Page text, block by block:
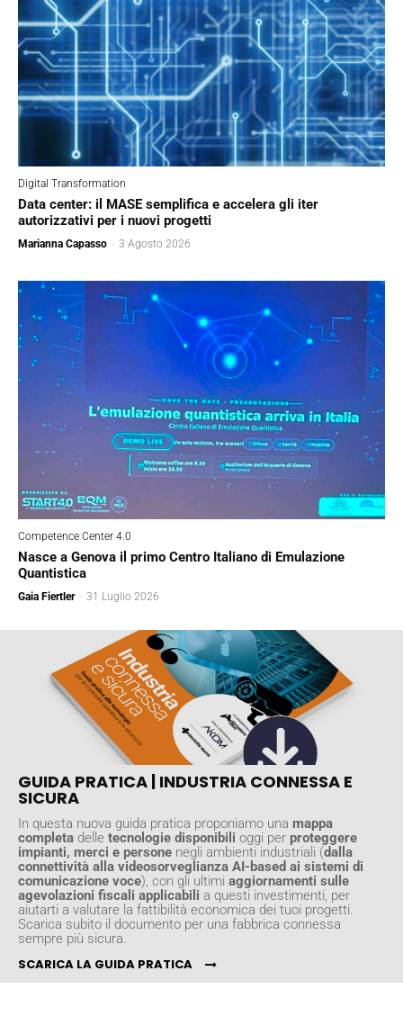
Digital Transformation
Data center: il MASE semplifica e accelera gli iter
autorizzativi per i nuovi progetti
Marianna Capasso - 3 Agosto 2026
Competence Center 4.0
Nasce a Genova il primo Centro Italiano di Emulazione
Quantistica
Gaia Fiertler - 31 Luglio 2026
GUIDA PRATICA | INDUSTRIA CONNESSA E
SICURA
In questa nuova guida pratica proponiamo una mappa
completa delle tecnologie disponibili oggi per proteggere
impianti, merci e persone negli ambienti industriali (dalla
connettività alla videosorveglianza AI-based ai sistemi di
comunicazione voce), con gli ultimi aggiornamenti sulle
agevolazioni fiscali applicabili a questi investimenti, per
aiutarti a valutare la fattibilità economica dei tuoi progetti.
Scarica subito il documento per una fabbrica connessa
sempre più sicura.
SCARICA LA GUIDA PRATICA